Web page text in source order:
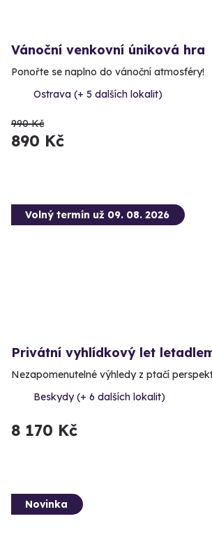
Vánoční venkovní úniková hra
Ponořte se naplno do vánoční atmosféry!
Ostrava (+ 5 dalších lokalit)
990 Kč
890 Kč
Volný termín už 09. 08. 2026
Privátní vyhlídkový let
Nezapomenutelné výhledy z ptačí
Beskydy (+ 6 dalších lokalit)
8 170 Kč
Novinka